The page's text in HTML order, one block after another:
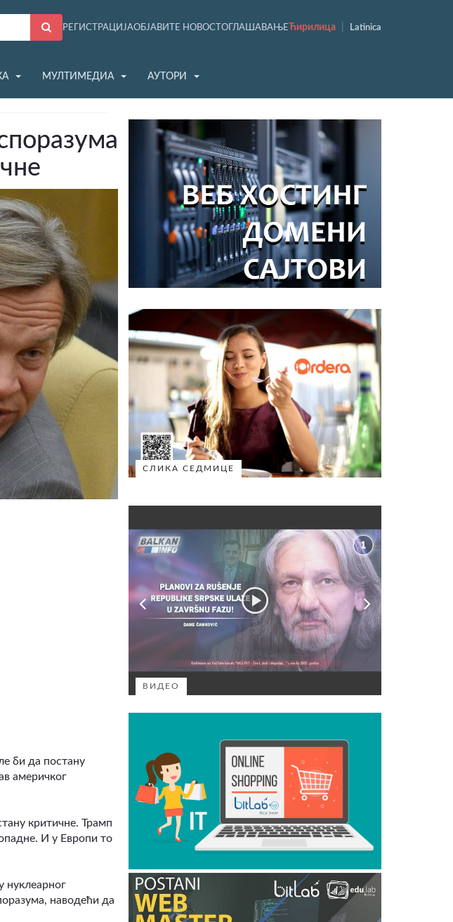
РЕГИСТРАЦИЈАОБЈАВИТЕ НОВОСТ ОГЛАШАВАЊЕ Ћирилица Latinica
МУЛТИМЕДИА АУТОРИ
би да постану
америчког
критичне. Трамп
И у Европи то
нуклеарног
наводећи да
СЛИКА СЕДМИЦЕ
ВИДЕО